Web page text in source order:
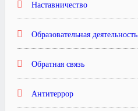
Наставничество
Образовательная деятельность
Обратная связь
Антитеррор